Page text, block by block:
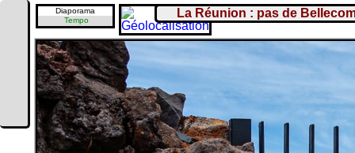
Diaporama
Tempo
La Réunion : pas de